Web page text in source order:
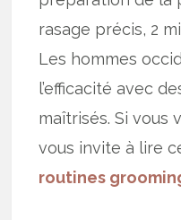
rasage précis, 2
Les hommes
l’efficacité avec
maîtrisés. Si vous
vous invite à lire
routines